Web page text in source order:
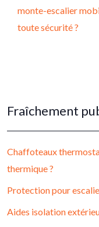
monte-escalier
toute sécurité ?
Fraîchement
Chaffoteaux
thermique ?
Protection pour
Aides isolation